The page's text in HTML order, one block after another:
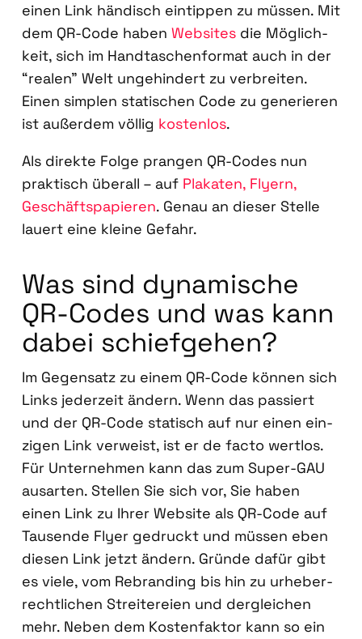
einen Link hän­disch ein­tip­pen zu müs­sen. Mit
dem QR-Code haben Web­sites die Mög­lich­
keit, sich im Hand­ta­schen­for­mat auch in der
“rea­len” Welt unge­hin­dert zu ver­brei­ten.
Einen simp­len sta­ti­schen Code zu gene­rie­ren
ist außer­dem völ­lig kos­ten­los.
Als direk­te Fol­ge pran­gen QR-Codes nun
prak­tisch über­all – auf Pla­ka­ten, Fly­ern,
Geschäfts­pa­pie­ren. Genau an die­ser Stel­le
lau­ert eine klei­ne Gefahr.
Was sind dyna­mi­sche
QR-Codes und was kann
dabei schief­ge­hen?
Im Gegen­satz zu einem QR-Code kön­nen sich
Links jeder­zeit ändern. Wenn das pas­siert
und der QR-Code sta­tisch auf nur einen ein­
zi­gen Link ver­weist, ist er de fac­to wert­los.
Für Unter­neh­men kann das zum Super-GAU
aus­ar­ten. Stel­len Sie sich vor, Sie haben
einen Link zu Ihrer Web­site als QR-Code auf
Tau­sen­de Fly­er gedruckt und müs­sen eben
die­sen Link jetzt ändern. Grün­de dafür gibt
es vie­le, vom Rebran­ding bis hin zu urhe­ber­
recht­li­chen Strei­te­rei­en und der­glei­chen
mehr. Neben dem Kos­ten­fak­tor kann so ein